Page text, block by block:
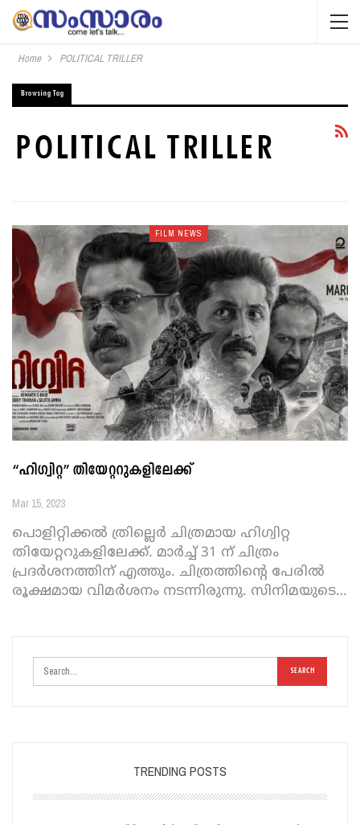
Home POLITICAL TRILLER
Browsing Tag
POLITICAL TRILLER
FILM NEWS
“ഹിഗ്വിറ്റ” തിയേറ്ററുകളിലേക്ക്
Mar 15, 2023
പൊളിറ്റിക്കൽ ത്രില്ലെർ ചിത്രമായ ഹിഗ്വിറ്റ
തിയേറ്ററുകളിലേക്ക്. മാർച്ച് 31 ന് ചിത്രം
പ്രദർശനത്തിന് എത്തും. ചിത്രത്തിന്റെ പേരിൽ
രൂക്ഷമായ വിമർശനം നടന്നിരുന്നു. സിനിമയുടെ…
TRENDING POSTS